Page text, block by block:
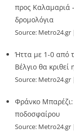
προς Καλαμαριά
δρομολόγια
Source: Metro24.gr
Ήττα με 1-0 από
Βέλγιο θα κριθεί
Source: Metro24.gr
Φράνκο Μπαρέζι:
ποδοσφαίρου
Source: Metro24.gr